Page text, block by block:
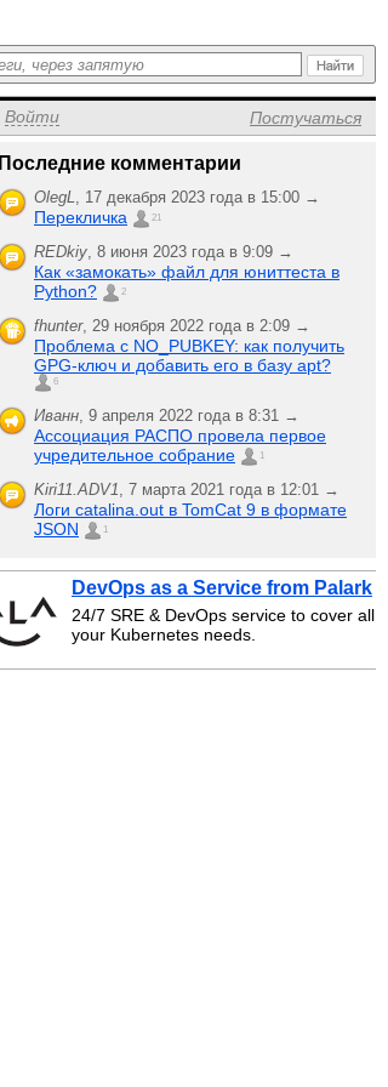
Войти Постучаться
Последние комментарии
OlegL, 17 декабря 2023 года в 15:00 →
Перекличка 21
REDkiy, 8 июня 2023 года в 9:09 →
Как «замокать» файл для юниттеста в
Python?
2
fhunter, 29 ноября 2022 года в 2:09 →
Проблема с NO_PUBKEY: как получить
GPG-ключ и добавить его в базу apt?
6
Иванн, 9 апреля 2022 года в 8:31 →
Ассоциация РАСПО провела первое
учредительное собрание
1
Kiri11.ADV1, 7 марта 2021 года в 12:01 →
Логи catalina.out в TomCat 9 в формате
JSON
1
DevOps as a Service from Palark
24/7 SRE & DevOps service to cover all
your Kubernetes needs.